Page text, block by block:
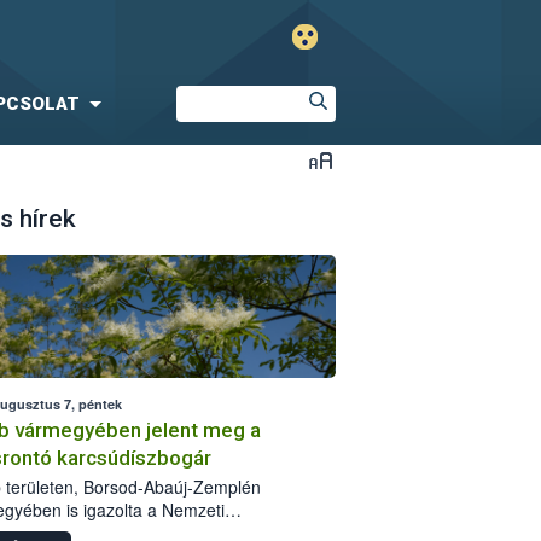
hírek
7, péntek
vármegyében jelent meg a
karcsúdíszbogár
területen, Borsod-Abaúj-Zemplén
is igazolta a Nemzeti
biztonsági Hivatal (Nébih) a